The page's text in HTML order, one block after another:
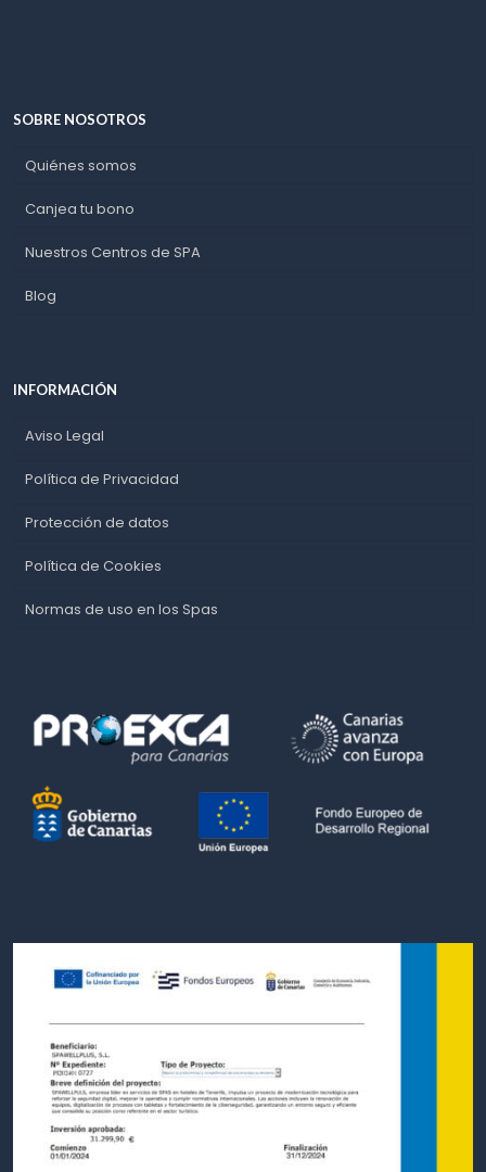
SOBRE NOSOTROS
Quiénes somos
Canjea tu bono
Nuestros Centros de SPA
Blog
INFORMACIÓN
Aviso Legal
Política de Privacidad
Protección de datos
Política de Cookies
Normas de uso en los Spas